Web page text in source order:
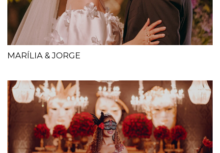
MARÍLIA & JORGE